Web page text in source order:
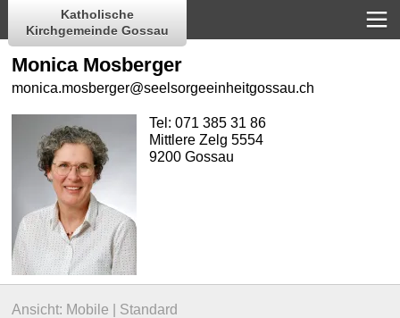
Katholische
Kirchgemeinde Gossau
Monica Mosberger
monica.mosberger@seelsorgeeinheitgossau.ch
Tel: 071 385 31 86
Mittlere Zelg 5554
9200 Gossau
Ansicht: Mobile Standard